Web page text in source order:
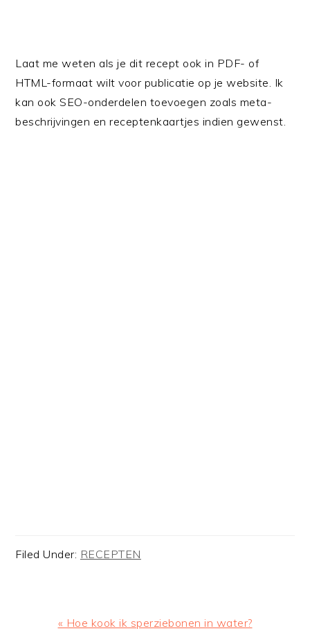
Laat me weten als je dit recept ook in PDF- of
HTML-formaat wilt voor publicatie op je website. Ik
kan ook SEO-onderdelen toevoegen zoals meta-
beschrijvingen en receptenkaartjes indien gewenst.
Filed Under: RECEPTEN
Previous
« Hoe kook ik sperziebonen in water?